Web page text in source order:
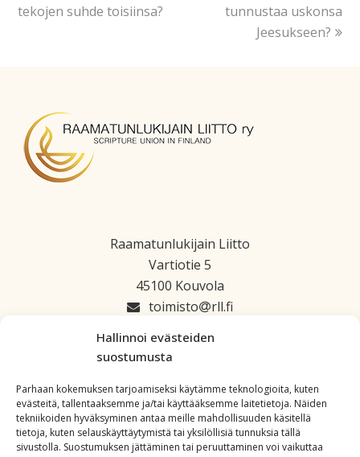
Hallinnoi evästeiden
suostumusta
Parhaan kokemuksen tarjoamiseksi käytämme teknologioita, kuten
evästeitä, tallentaaksemme ja/tai käyttääksemme laitetietoja. Näiden
tekniikoiden hyväksyminen antaa meille mahdollisuuden käsitellä
tietoja, kuten selauskäyttäytymistä tai yksilöllisiä tunnuksia tällä
sivustolla. Suostumuksen jättäminen tai peruuttaminen voi vaikuttaa
tekojen suhde toisiinsa?
tunnustaa uskonsa
Jeesukseen?
Raamatunlukijain Liitto
Vartiotie 5
45100 Kouvola
toimisto
rll.fi